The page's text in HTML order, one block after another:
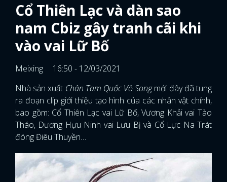
Cổ Thiên Lạc và dàn sao
nam Cbiz gây tranh cãi khi
vào vai Lữ Bố
Meixing
16:50 - 12/03/2021
Nhà sản xuất Chân Tam Quốc Vô Songmới đây đã tung
ra đoạn clip giới thiệu tạo hình của các nhân vật chính,
bao gồm: Cổ Thiên Lạc vai Lữ Bố, Vương Khải vai Tào
Tháo, Dương Hựu Ninh vai Lưu Bị và Cổ Lực Na Trát
đóng Điêu Thuyền…